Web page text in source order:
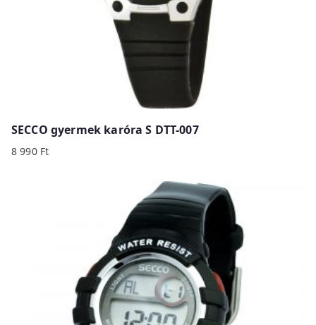
SECCO gyermek karóra S DTT-007
8 990 Ft